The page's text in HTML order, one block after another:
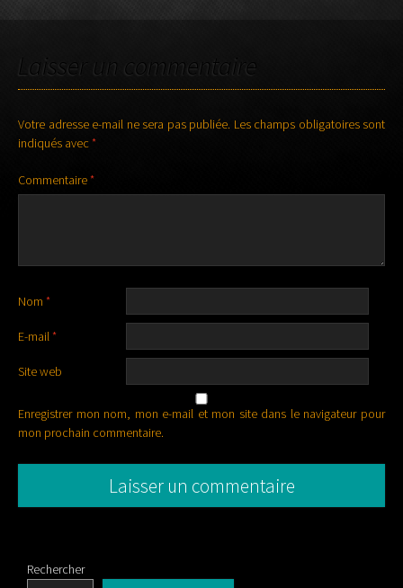
Laisser un commentaire
Votre adresse e-mail ne sera pas publiée. Les champs obligatoires sont
indiqués avec*
Commentaire*
Nom *
E-mail*
Site web
Enregistrer mon nom, mon e-mail et mon site dans le navigateur pour
mon prochain commentaire.
Rechercher